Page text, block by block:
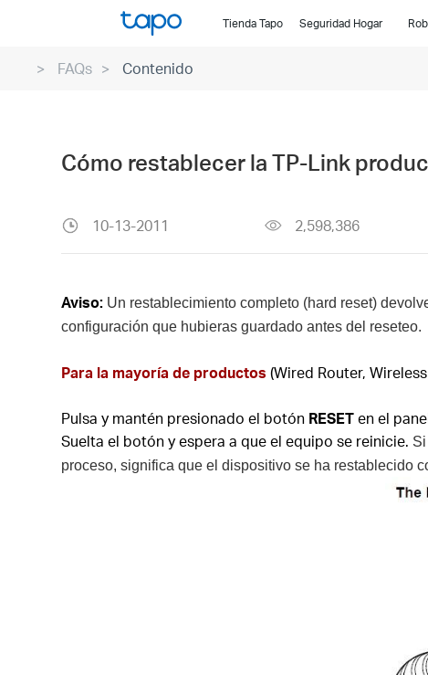
Tienda Tapo Seguridad Hogar
FAQs Contenido
Cómo restablecer la TP-Link
10-13-2011 2,598,386
Aviso: Un restablecimiento completo (hard reset)
configuración que hubieras guardado antes del reseteo.
Para la mayoría de productos (Wired Router,
Pulsa y mantén presionado el botón RESETen el
Suelta el botón y espera a que el equipo se reinicie.
proceso, significa que el dispositivo se ha restablecido